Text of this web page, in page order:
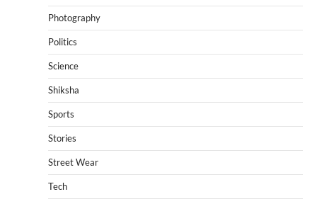
Photography
Politics
Science
Shiksha
Sports
Stories
Street Wear
Tech